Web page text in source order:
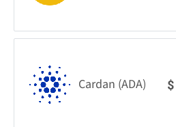
Cardan (ADA) $